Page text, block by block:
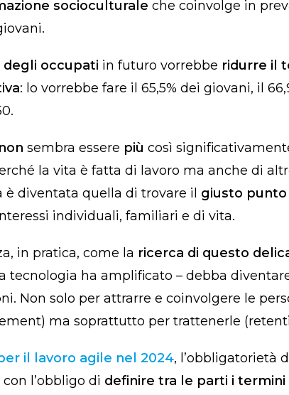
socioculturale che coinvolge in
degli occupati in futuro vorrebbe ridurre il
: lo vorrebbe fare il 65,5% dei giovani, il
non sembra essere più così
la vita è fatta di lavoro ma anche di
diventata quella di trovare il giusto punto
individuali, familiari e di vita.
in pratica, come la ricerca di questo
tecnologia ha amplificato – debba
Non solo per attrarre e coinvolgere le
) ma soprattutto per trattenerle (
il lavoro agile nel 2024, l’obbligatorietà
l’obbligo di definire tra le parti i termini